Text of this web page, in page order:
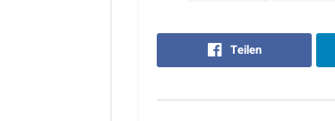
Teilen